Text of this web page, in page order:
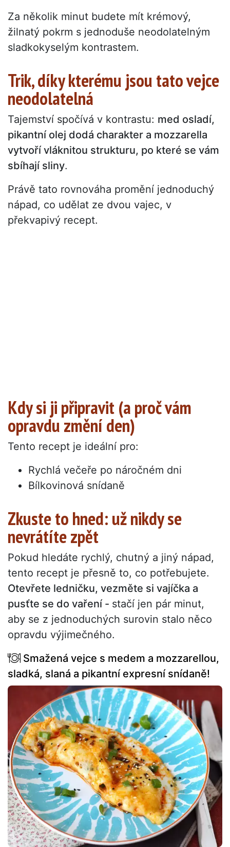
Za několik minut budete mít krémový,
žilnatý pokrm s jednoduše neodolatelným
sladkokyselým kontrastem.
Trik, díky kterému jsou tato vejce
neodolatelná
Tajemství spočívá v kontrastu: med osladí,
pikantní olej dodá charakter a mozzarella
vytvoří vláknitou strukturu, po které se vám
sbíhají sliny.
Právě tato rovnováha promění jednoduchý
nápad, co udělat ze dvou vajec, v
překvapivý recept.
Kdy si ji připravit (a proč vám
opravdu změní den)
Tento recept je ideální pro:
Rychlá večeře po náročném dni
Bílkovinová snídaně
Zkuste to hned: už nikdy se
nevrátíte zpět
Pokud hledáte rychlý, chutný a jiný nápad,
tento recept je přesně to, co potřebujete.
Otevřete ledničku, vezměte si vajíčka a
pusťte se do vaření - stačí jen pár minut,
aby se z jednoduchých surovin stalo něco
opravdu výjimečného.
Smažená vejce s medem a mozzarellou,
sladká, slaná a pikantní expresní snídaně!